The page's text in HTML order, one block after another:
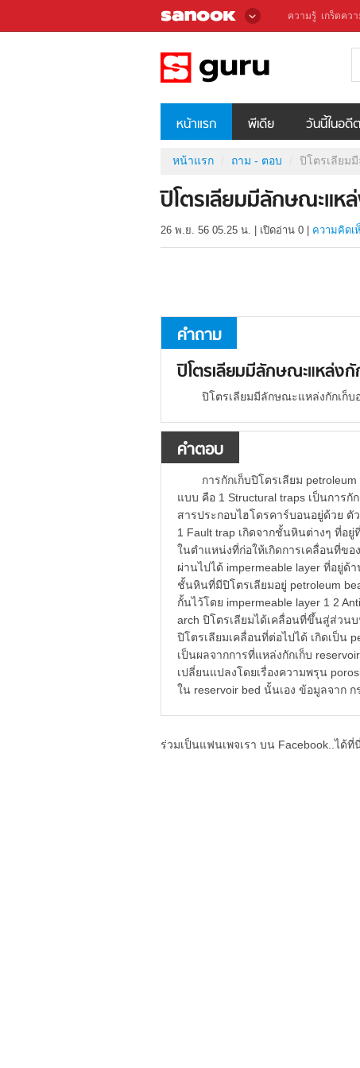
ความรู้ เกร็ดคว
หน้าแรก พีเดีย วันนี้ในอดีต
หน้าแรก ถาม - ตอบ ปิโตรเลียม
ปิโตรเลียมมีลักษณะแห
26 พ.ย. 56 05.25 น. เปิดอ่าน 0 ความคิดเ
คำถาม
ปิโตรเลียมมีลักษณะแหล่งกั
ปิโตรเลียมมีลักษณะแหล่งกักเก็บ
คำตอบ
การกักเก็บปิโตรเลียม
แบบ คือ 1 Structural traps เป็นการ
สารประกอบไฮโดรคาร์บอนอยู่ด้วย ตั
1 Fault trap เกิดจากชั้นหินต่างๆ ที่อ
ในตำแหน่งที่ก่อให้เกิดการเคลื่อนที่ข
ผ่านไปได้ impermeable layer ที่อยู่ด้
ชั้นหินที่มีปิโตรเลียมอยู่ petroleum
กั้นไว้โดย impermeable layer 1 2
arch ปิโตรเลียมได้เคลื่อนที่ขึ้นสู่ส่วน
ปิโตรเลียมเคลื่อนที่ต่อไปได้ เกิดเป็น
เป็นผลจากการที่แหล่งกักเก็บ
เปลี่ยนแปลงโดยเรื่องความพรุน
ใน reservoir bed นั้นเอง ข้อมูลจาก ก
ร่วมเป็นแฟนเพจเรา บน Facebook..ได้ที่